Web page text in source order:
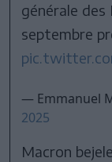
générale des
septembre
— Emmanuel
2025
Macron